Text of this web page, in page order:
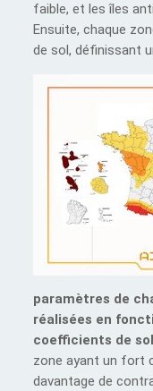
faible, et les îles
Ensuite, chaque
de sol, définissant
paramètres de
réalisées en
coefficients de
zone ayant un fort
davantage de